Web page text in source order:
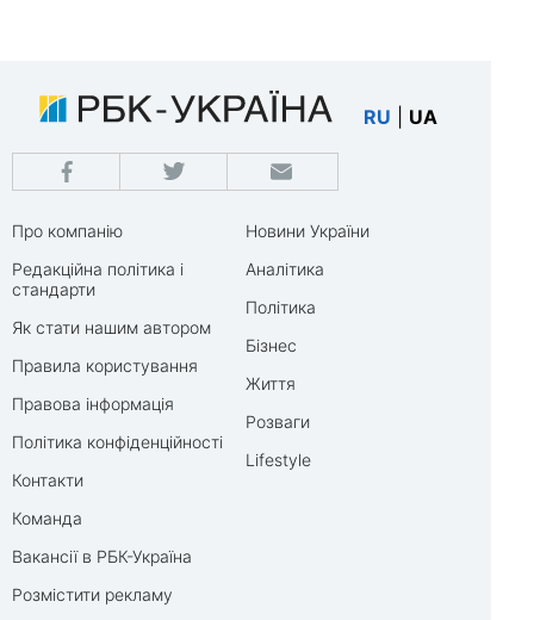
RU UA
Про компанію
Редакційна політика і
стандарти
Як стати нашим автором
Правила користування
Правова інформація
Політика конфіденційності
Контакти
Команда
Вакансії в РБК-Україна
Розмістити рекламу
Новини України
Аналітика
Політика
Бізнес
Життя
Розваги
Lifestyle